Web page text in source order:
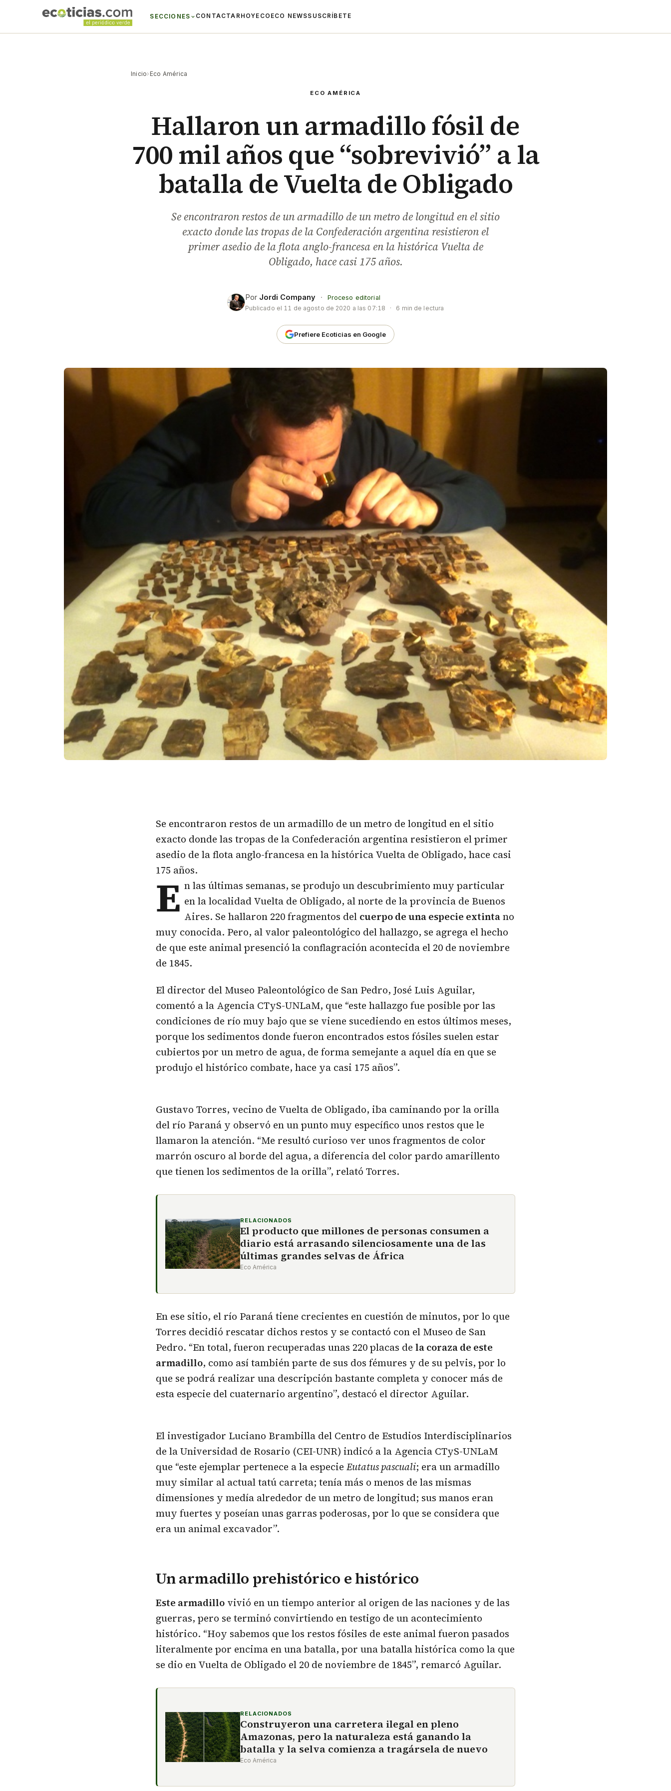
SECCIONES CONTACTAR HOYECO ECO NEWSSUSCRÍBETE
Inicio› Eco América
ECO AMÉRICA
Hallaron un armadillo fósil de
700 mil años que “sobrevivió” a la
batalla de Vuelta de Obligado
Se encontraron restos de un armadillo de un metro de longitud en el sitio
exacto donde las tropas de la Confederación argentina resistieron el
primer asedio de la flota anglo-francesa en la histórica Vuelta de
Obligado, hace casi 175 años.
Por Jordi Company ·
Proceso editorial
Publicado el 11 de agosto de 2020 a las 07:18 · 6 min de lectura
Prefiere Ecoticias en Google
Se encontraron restos de un armadillo de un metro de longitud en el sitio
exacto donde las tropas de la Confederación argentina resistieron el primer
asedio de la flota anglo-francesa en la histórica Vuelta de Obligado, hace casi
175 años.
E n las últimas semanas, se produjo un descubrimiento muy particular
en la localidad Vuelta de Obligado, al norte de la provincia de Buenos
Aires. Se hallaron 220 fragmentos del cuerpo de una especie extintano
muy conocida. Pero, al valor paleontológico del hallazgo, se agrega el hecho
de que este animal presenció la conflagración acontecida el 20 de noviembre
de 1845.
El director del Museo Paleontológico de San Pedro, José Luis Aguilar,
comentó a la Agencia CTyS-UNLaM, que “este hallazgo fue posible por las
condiciones de río muy bajo que se viene sucediendo en estos últimos meses,
porque los sedimentos donde fueron encontrados estos fósiles suelen estar
cubiertos por un metro de agua, de forma semejante a aquel día en que se
produjo el histórico combate, hace ya casi 175 años”.
Gustavo Torres, vecino de Vuelta de Obligado, iba caminando por la orilla
del río Paraná y observó en un punto muy específico unos restos que le
llamaron la atención. “Me resultó curioso ver unos fragmentos de color
marrón oscuro al borde del agua, a diferencia del color pardo amarillento
que tienen los sedimentos de la orilla”, relató Torres.
RELACIONADOS
El producto que millones de personas consumen a
diario está arrasando silenciosamente una de las
últimas grandes selvas de África
Eco América
En ese sitio, el río Paraná tiene crecientes en cuestión de minutos, por lo que
Torres decidió rescatar dichos restos y se contactó con el Museo de San
Pedro. “En total, fueron recuperadas unas 220 placas de la coraza de este
armadillo, como así también parte de sus dos fémures y de su pelvis, por lo
que se podrá realizar una descripción bastante completa y conocer más de
esta especie del cuaternario argentino”, destacó el director Aguilar.
El investigador Luciano Brambilla del Centro de Estudios Interdisciplinarios
de la Universidad de Rosario (CEI-UNR) indicó a la Agencia CTyS-UNLaM
que “este ejemplar pertenece a la especie Eutatus pascuali; era un armadillo
muy similar al actual tatú carreta; tenía más o menos de las mismas
dimensiones y medía alrededor de un metro de longitud; sus manos eran
muy fuertes y poseían unas garras poderosas, por lo que se considera que
era un animal excavador”.
Un armadillo prehistórico e histórico
Este armadillo vivió en un tiempo anterior al origen de las naciones y de las
guerras, pero se terminó convirtiendo en testigo de un acontecimiento
histórico. “Hoy sabemos que los restos fósiles de este animal fueron pasados
literalmente por encima en una batalla, por una batalla histórica como la que
se dio en Vuelta de Obligado el 20 de noviembre de 1845”, remarcó Aguilar.
RELACIONADOS
Construyeron una carretera ilegal en pleno
Amazonas, pero la naturaleza está ganando la
batalla y la selva comienza a tragársela de nuevo
Eco América